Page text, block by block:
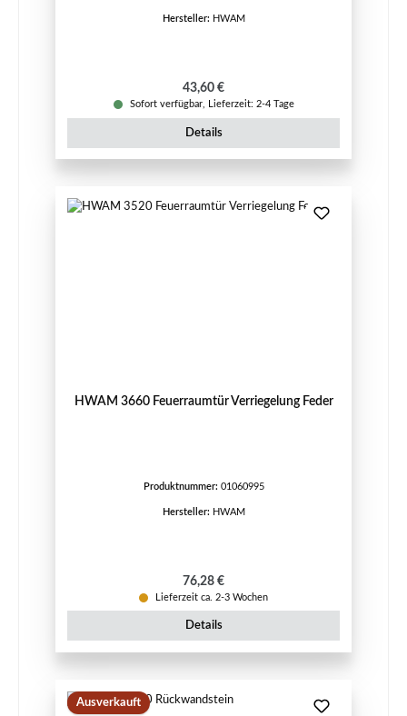
Hersteller: HWAM
Regulärer Preis:
43,60 €
Sofort verfügbar, Lieferzeit: 2-4 Tage
Details
HWAM 3660 Feuerraumtür Verriegelung Feder
Produktnummer: 01060995
Hersteller: HWAM
Regulärer Preis:
76,28 €
Lieferzeit ca. 2-3 Wochen
Details
Ausverkauft